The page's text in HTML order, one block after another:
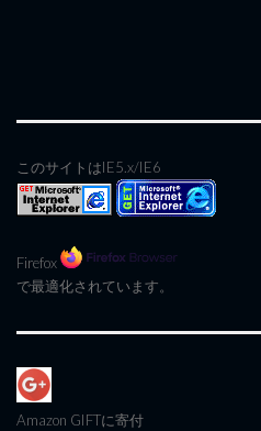
このサイトはIE5.x/IE6
Firefox
で最適化されています。
Amazon GIFTに寄付